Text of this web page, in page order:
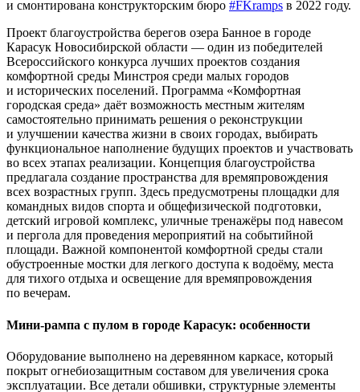
и смонтирована конструкторским бюро #FKramps в 2022 году.
Проект благоустройства берегов озера Банное в городе
Карасук Новосибирской области — один из победителей
Всероссийского конкурса лучших проектов создания
комфортной среды Минстроя среди малых городов
и исторических поселений. Программа «Комфортная
городская среда» даёт возможность местным жителям
самостоятельно принимать решения о реконструкции
и улучшении качества жизни в своих городах, выбирать
функциональное наполнение будущих проектов и участвовать
во всех этапах реализации. Концепция благоустройства
предлагала создание пространства для времяпровождения
всех возрастных групп. Здесь предусмотрены площадки для
командных видов спорта и общефизической подготовки,
детский игровой комплекс, уличные тренажёры под навесом
и пергола для проведения мероприятий на событийной
площади. Важной компонентой комфортной среды стали
обустроенные мостки для легкого доступа к водоёму, места
для тихого отдыха и освещение для времяпровождения
по вечерам.
Мини-рампа с пулом в городе Карасук: особенности
Оборудование выполнено на деревянном каркасе, который
покрыт огнебиозащитным составом для увеличения срока
эксплуатации. Все детали обшивки, структурные элементы